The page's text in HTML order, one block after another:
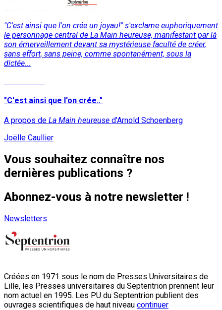
"C'est ainsi que l'on crée un joyau!" s'exclame euphoriquement
le personnage central de La Main heureuse, manifestant par là
son émerveillement devant sa mystérieuse faculté de créer,
sans effort, sans peine, comme spontanément, sous la
dictée...
"C'est ainsi que l'on crée.."
A propos de La Main heureuse d'Arnold Schoenberg
Joëlle Caullier
Vous souhaitez connaître nos
dernières publications ?
Abonnez-vous à notre newsletter !
Newsletters
Créées en 1971 sous le nom de Presses Universitaires de
Lille, les Presses universitaires du Septentrion prennent leur
nom actuel en 1995. Les PU du Septentrion publient des
ouvrages scientifiques de haut niveau continuer